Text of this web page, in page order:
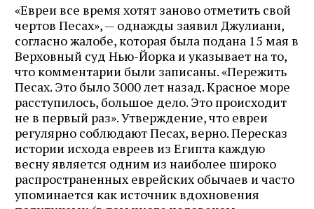
«Евреи все время хотят заново отметить свой
чертов Песах», — однажды заявил Джулиани,
согласно жалобе, которая была подана 15 мая в
Верховный суд Нью-Йорка и указывает на то,
что комментарии были записаны. «Пережить
Песах. Это было 3000 лет назад. Красное море
расступилось, большое дело. Это происходит
не в первый раз». Утверждение, что евреи
регулярно соблюдают Песах, верно. Пересказ
истории исхода евреев из Египта каждую
весну является одним из наиболее широко
распространенных еврейских обычаев и часто
упоминается как источник вдохновения